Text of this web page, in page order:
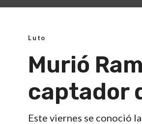
Luto
Murió
captador
Este viernes se conoció